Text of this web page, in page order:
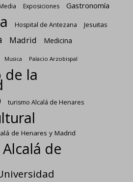
Exposiciones Gastronomía
Hospital de Antezana Jesuitas
Madrid Medicina
Musica Palacio Arzobispal
de la
turismo Alcalá de Henares
de Henares y Madrid
de